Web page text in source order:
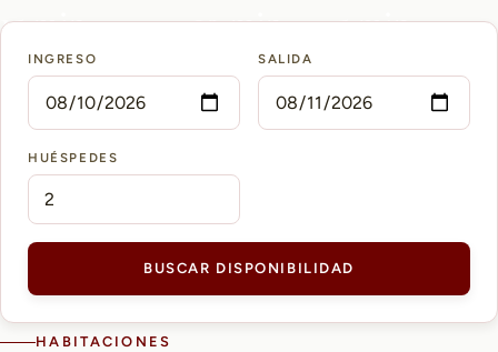
15 min
AEROPUERTO PETTIROSSI
10 min
CASCO HISTÓRICO
5 min
INGRESO SALIDA
HUÉSPEDES
BUSCAR DISPONIBILIDAD
HABITACIONES